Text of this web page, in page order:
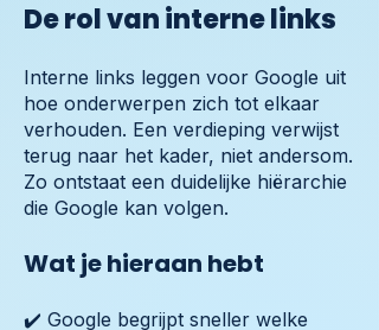
De rol van interne links
Interne links leggen voor Google uit
hoe onderwerpen zich tot elkaar
verhouden. Een verdieping verwijst
terug naar het kader, niet andersom.
Zo ontstaat een duidelijke hiërarchie
die Google kan volgen.
Wat je hieraan hebt
✔️ Google begrijpt sneller welke